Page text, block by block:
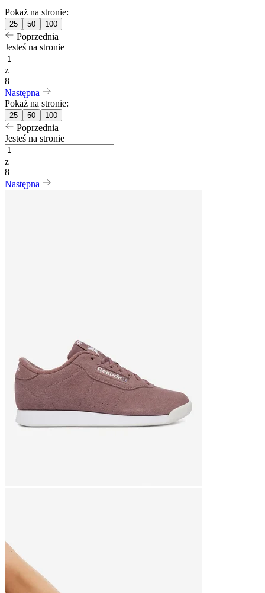
Pokaż na stronie:
25 50 100
Poprzednia
Jesteś na stronie
z
8
Następna
Pokaż na stronie:
25 50 100
Poprzednia
Jesteś na stronie
z
8
Następna